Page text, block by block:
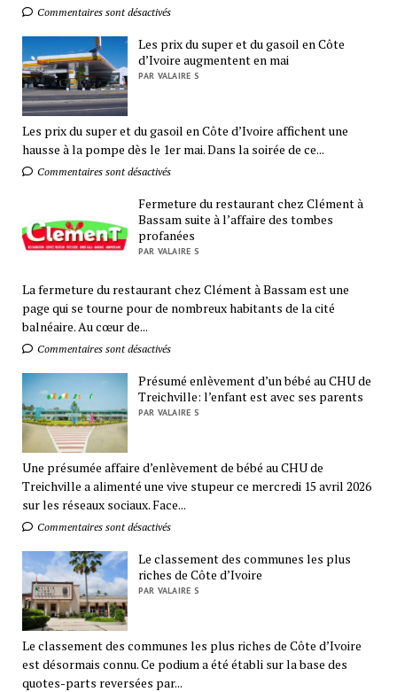
Commentaires sont désactivés
Les prix du super et du gasoil en Côte
d’Ivoire augmentent en mai
PAR VALAIRE S
Les prix du super et du gasoil en Côte d’Ivoire affichent une
hausse à la pompe dès le 1er mai. Dans la soirée de ce...
Commentaires sont désactivés
Fermeture du restaurant chez Clément à
Bassam suite à l’affaire des tombes
profanées
PAR VALAIRE S
La fermeture du restaurant chez Clément à Bassam est une
page qui se tourne pour de nombreux habitants de la cité
balnéaire. Au cœur de...
Commentaires sont désactivés
Présumé enlèvement d’un bébé au CHU de
Treichville: l’enfant est avec ses parents
PAR VALAIRE S
Une présumée affaire d’enlèvement de bébé au CHU de
Treichville a alimenté une vive stupeur ce mercredi 15 avril 2026
sur les réseaux sociaux. Face...
Commentaires sont désactivés
Le classement des communes les plus
riches de Côte d’Ivoire
PAR VALAIRE S
Le classement des communes les plus riches de Côte d’Ivoire
est désormais connu. Ce podium a été établi sur la base des
quotes-parts reversées par...